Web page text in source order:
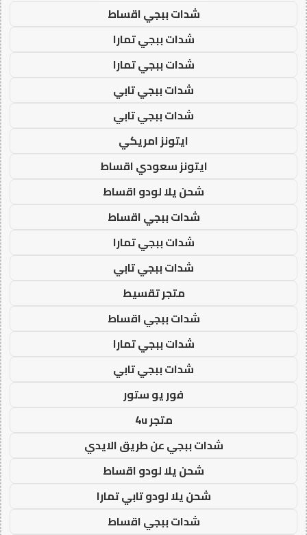
شدات ببجي اقساط
شدات ببجي تمارا
شدات ببجي تمارا
شدات ببجي تابي
شدات ببجي تابي
ايتونز امريكي
ايتونز سعودي اقساط
شحن يلا لودو اقساط
شدات ببجي اقساط
شدات ببجي تمارا
شدات ببجي تابي
متجر تقسيط
شدات ببجي اقساط
شدات ببجي تمارا
شدات ببجي تابي
فور يو ستور
متجر 4u
شدات ببجي عن طريق الايدي
شحن يلا لودو اقساط
شحن يلا لودو تابي تمارا
شدات ببجي اقساط